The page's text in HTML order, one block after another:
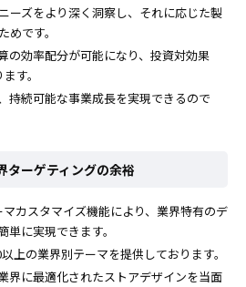
ーズをより深く洞察し、それに応じた製
です。
の効率配分が可能になり、投資対効果
す。
持続可能な事業成長を実現できるので
ーゲティングの余裕
カスタマイズ機能により、業界特有のデ
に実現できます。
上の業界別テーマを提供しております。
界に最適化されたストアデザインを当面